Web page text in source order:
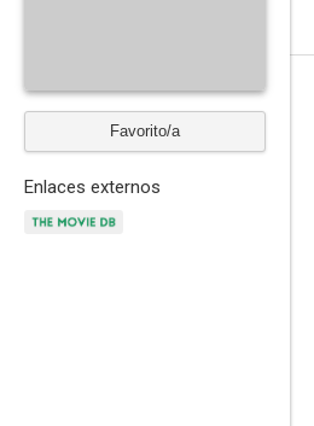
Favorito/a
Enlaces externos